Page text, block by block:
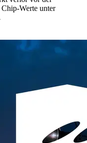
Werte unter